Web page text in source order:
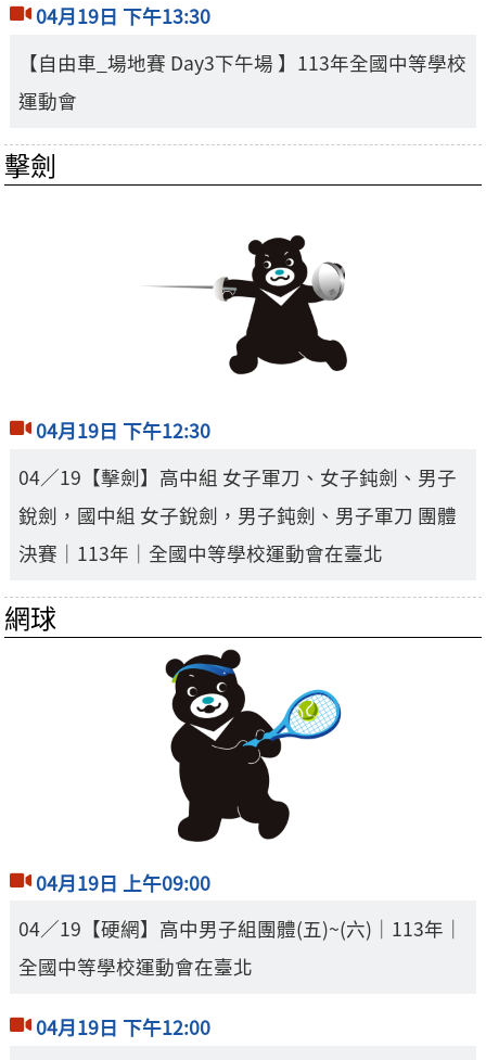
04月19日 下午13:30
【自由車_場地賽 Day3下午場 】113年全國中等學校
運動會
擊劍
04月19日 下午12:30
04／19【擊劍】高中組 女子軍刀、女子鈍劍、男子
銳劍，國中組 女子銳劍，男子鈍劍、男子軍刀 團體
決賽｜113年｜全國中等學校運動會在臺北
網球
04月19日 上午09:00
04／19【硬網】高中男子組團體(五)~(六)｜113年｜
全國中等學校運動會在臺北
04月19日 下午12:00